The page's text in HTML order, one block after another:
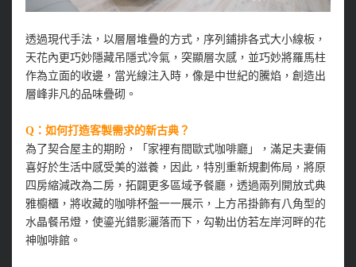
透過現代手法，以層層堆疊的方式，序列鋪排各式大小線板，
天花內更巧妙隱藏吊隱式冷氣，突顯層次感，並巧妙將羅馬柱
作為立面的收邊，當光線注入時，像是中世紀的騰焰，創造出
層峰非凡的品味疊砌。
Q：如何打造客製需求的新古典？
為了契合屋主的期盼，「家裡有間歐式咖啡廳」，滿足夫妻倆
喜好於生活中感受美的滋養，因此，特別重新規劃佈局，將原
四房縮減改為二房，拓闢更多區域予餐廳，透過兩列開放式典
雅櫥櫃，將收藏的咖啡杯盤一一展示，上方吊掛飾有八角型的
水晶餐吊燈，使鎏光錯影灑落而下，勾勒出仿若左岸河畔的花
神咖啡館。